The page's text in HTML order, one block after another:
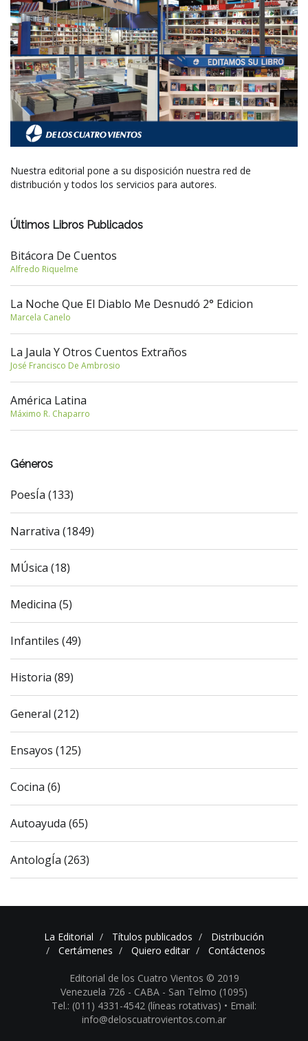
Nuestra editorial pone a su disposición nuestra red de
distribución y todos los servicios para autores.
Últimos Libros Publicados
Bitácora De Cuentos
Alfredo Riquelme
La Noche Que El Diablo Me Desnudó 2° Edicion
Marcela Canelo
La Jaula Y Otros Cuentos Extraños
José Francisco De Ambrosio
América Latina
Máximo R. Chaparro
Géneros
PoesÍa (133)
Narrativa (1849)
MÚsica (18)
Medicina (5)
Infantiles (49)
Historia (89)
General (212)
Ensayos (125)
Cocina (6)
Autoayuda (65)
AntologÍa (263)
La Editorial Títulos publicados
Distribución
Certámenes
Quiero editar Contáctenos
Editorial de los Cuatro Vientos © 2019
Venezuela 726 - CABA - San Telmo (1095)
Tel.: (011) 4331-4542 (líneas rotativas) • Email:
info@deloscuatrovientos.com.ar